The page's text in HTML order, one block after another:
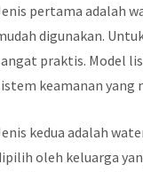
pertama adalah
digunakan.
praktis. Model
keamanan yang
kedua adalah
oleh keluarga